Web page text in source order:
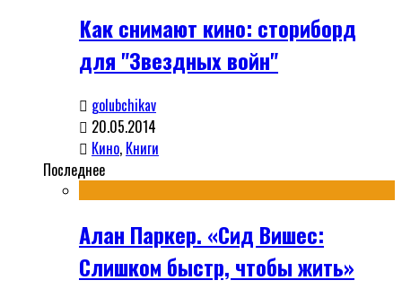
Как снимают кино: сториборд
для "Звездных войн"
golubchikav
20.05.2014
Кино, Книги
Последнее
Алан Паркер. «Сид Вишес:
Слишком быстр, чтобы жить»